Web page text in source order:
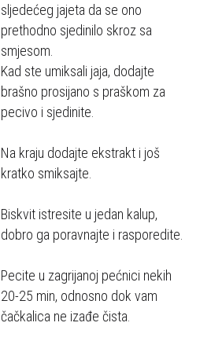
sljedećeg jajeta da se ono
prethodno sjedinilo skroz sa
smjesom.
Kad ste umiksali jaja, dodajte
brašno prosijano s praškom za
pecivo i sjedinite.
Na kraju dodajte ekstrakt i još
kratko smiksajte.
Biskvit istresite u jedan kalup,
dobro ga poravnajte i rasporedite.
Pecite u zagrijanoj pećnici nekih
20-25 min, odnosno dok vam
čačkalica ne izađe čista.